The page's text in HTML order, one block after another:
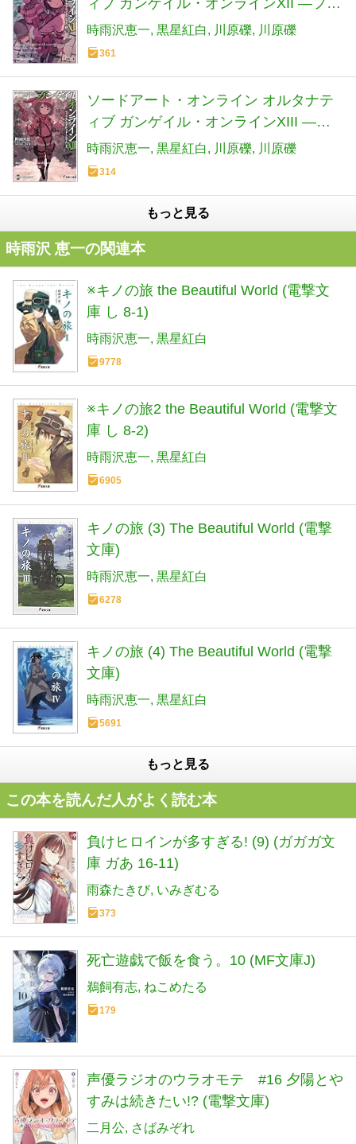
フス・スクワッド・ジャム〈中〉― (電
撃文庫)
時雨沢恵一 黒星紅白 川原礫 川原礫
361
ソードアート・オンライン オルタナテ
ィブ ガンゲイル・オンラインXIII ―フ
ィフス・スクワッド・ジャム〈下〉―
(電撃文庫)
時雨沢恵一 黒星紅白 川原礫 川原礫
314
もっと見る
時雨沢 恵一の関連本
※キノの旅 the Beautiful World (電撃文
庫 し 8-1)
時雨沢恵一 黒星紅白
9778
※キノの旅2 the Beautiful World (電撃文
庫 し 8-2)
時雨沢恵一 黒星紅白
6905
キノの旅 (3) The Beautiful World (電撃
文庫)
時雨沢恵一 黒星紅白
6278
キノの旅 (4) The Beautiful World (電撃
文庫)
時雨沢恵一 黒星紅白
5691
もっと見る
この本を読んだ人がよく読む本
負けヒロインが多すぎる! (9) (ガガガ文
庫 ガあ 16-11)
雨森たきび いみぎむる
373
死亡遊戯で飯を食う。10 (MF文庫J)
鵜飼有志 ねこめたる
179
声優ラジオのウラオモテ #16 夕陽とや
すみは続きたい!? (電撃文庫)
二月公 さばみぞれ